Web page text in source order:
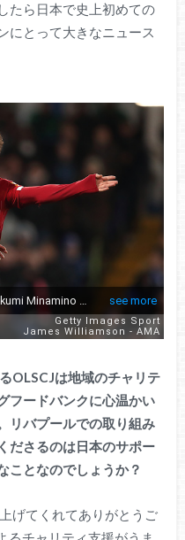
たら日本で史上初めての
にとって大きなニュース
OLSCJは地域のチャリテ
フードバンクに心温かい
リバプールでの取り組み
ださるのは日本のサポー
ことなのでしょうか？
げてくれてありがとうご